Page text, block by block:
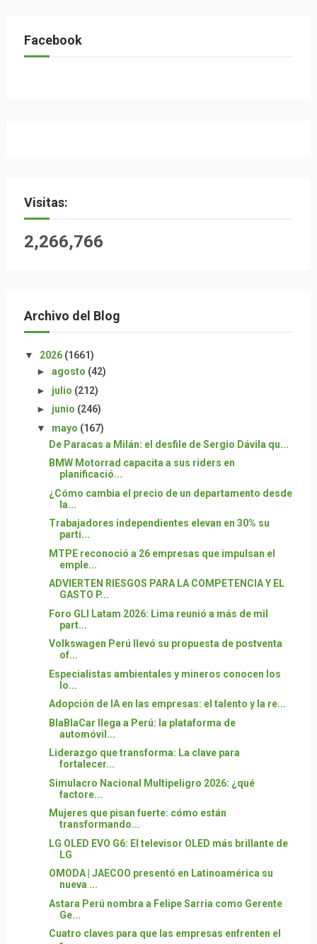
Facebook
Visitas:
2,266,766
Archivo del Blog
▼ 2026 (1661)
► agosto (42)
► julio (212)
► junio (246)
▼ mayo (167)
De Paracas a Milán: el desfile de Sergio Dávila qu...
BMW Motorrad capacita a sus riders en
planificació...
¿Cómo cambia el precio de un departamento desde
la...
Trabajadores independientes elevan en 30% su
parti...
MTPE reconoció a 26 empresas que impulsan el
emple...
ADVIERTEN RIESGOS PARA LA COMPETENCIA Y EL
GASTO P...
Foro GLI Latam 2026: Lima reunió a más de mil
part...
Volkswagen Perú llevó su propuesta de postventa
of...
Especialistas ambientales y mineros conocen los
lo...
Adopción de IA en las empresas: el talento y la re...
BlaBlaCar llega a Perú: la plataforma de
automóvil...
Liderazgo que transforma: La clave para
fortalecer...
Simulacro Nacional Multipeligro 2026: ¿qué
factore...
Mujeres que pisan fuerte: cómo están
transformando...
LG OLED EVO G6: El televisor OLED más brillante de
LG
OMODA | JAECOO presentó en Latinoamérica su
nueva ...
Astara Perú nombra a Felipe Sarria como Gerente
Ge...
Cuatro claves para que las empresas enfrenten el